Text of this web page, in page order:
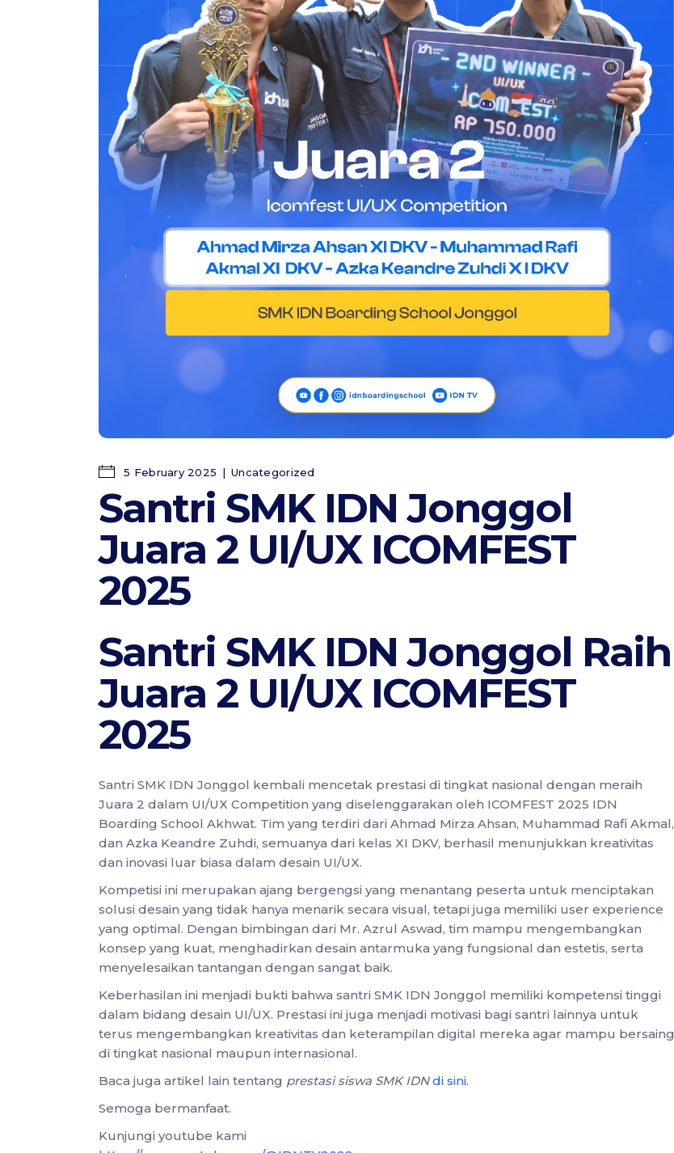
5 February 2025 Uncategorized
Santri SMK IDN Jonggol
Juara 2 UI/UX ICOMFEST
2025
Santri SMK IDN Jonggol Raih
Juara 2 UI/UX ICOMFEST
2025
Santri SMK IDN Jonggol kembali mencetak prestasi di tingkat nasional dengan meraih
Juara 2 dalam UI/UX Competition yang diselenggarakan oleh ICOMFEST 2025 IDN
Boarding School Akhwat. Tim yang terdiri dari Ahmad Mirza Ahsan, Muhammad Rafi Akmal,
dan Azka Keandre Zuhdi, semuanya dari kelas XI DKV, berhasil menunjukkan kreativitas
dan inovasi luar biasa dalam desain UI/UX.
Kompetisi ini merupakan ajang bergengsi yang menantang peserta untuk menciptakan
solusi desain yang tidak hanya menarik secara visual, tetapi juga memiliki user experience
yang optimal. Dengan bimbingan dari Mr. Azrul Aswad, tim mampu mengembangkan
konsep yang kuat, menghadirkan desain antarmuka yang fungsional dan estetis, serta
menyelesaikan tantangan dengan sangat baik.
Keberhasilan ini menjadi bukti bahwa santri SMK IDN Jonggol memiliki kompetensi tinggi
dalam bidang desain UI/UX. Prestasi ini juga menjadi motivasi bagi santri lainnya untuk
terus mengembangkan kreativitas dan keterampilan digital mereka agar mampu bersaing
di tingkat nasional maupun internasional.
Baca juga artikel lain tentang prestasi siswa SMK IDN di sini.
Semoga bermanfaat.
Kunjungi youtube kami